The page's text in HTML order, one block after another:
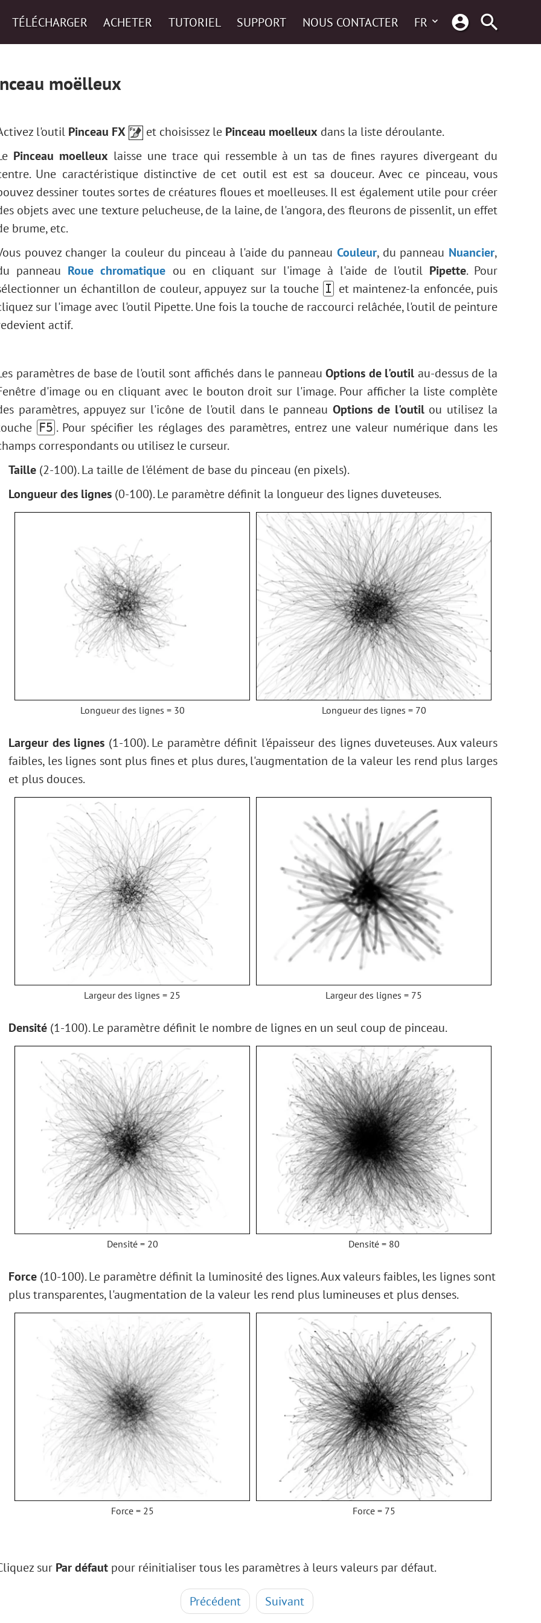
TÉLÉCHARGER ACHETER TUTORIEL SUPPORT NOUS CONTACTER FR
moëlleux
l'outil Pinceau FX et choisissez le Pinceau moelleux dans la liste déroulante.
Pinceau moelleux laisse une trace qui ressemble à un tas de fines rayures divergeant du
Une caractéristique distinctive de cet outil est est sa douceur. Avec ce pinceau, vous
dessiner toutes sortes de créatures floues et moelleuses. Il est également utile pour créer
objets avec une texture pelucheuse, de la laine, de l'angora, des fleurons de pissenlit, un effet
brume, etc.
pouvez changer la couleur du pinceau à l'aide du panneauCouleur, du panneau Nuancier,
panneau Roue chromatique ou en cliquant sur l'image à l'aide de l'outil Pipette. Pour
un échantillon de couleur, appuyez sur la touche I et maintenez-la enfoncée, puis
sur l'image avec l'outil Pipette. Une fois la touche de raccourci relâchée, l'outil de peinture
actif.
paramètres de base de l'outil sont affichés dans le panneauOptions de l'outil au-dessus de la
d'image ou en cliquant avec le bouton droit sur l'image. Pour afficher la liste complète
paramètres, appuyez sur l'icône de l'outil dans le panneau Options de l'outilou utilisez la
F5 . Pour spécifier les réglages des paramètres, entrez une valeur numérique dans les
correspondants ou utilisez le curseur.
Taille (2-100). La taille de l'élément de base du pinceau (en pixels).
Longueur des lignes (0-100). Le paramètre définit la longueur des lignes duveteuses.
Longueur des lignes = 30 Longueur des lignes = 70
Largeur des lignes (1-100). Le paramètre définit l'épaisseur des lignes duveteuses. Aux valeurs
faibles, les lignes sont plus fines et plus dures, l'augmentation de la valeur les rend plus larges
et plus douces.
Largeur des lignes = 25 Largeur des lignes = 75
Densité (1-100). Le paramètre définit le nombre de lignes en un seul coup de pinceau.
Densité = 20 Densité = 80
Force (10-100). Le paramètre définit la luminosité des lignes. Aux valeurs faibles, les lignes sont
plus transparentes, l'augmentation de la valeur les rend plus lumineuses et plus denses.
Force = 25 Force = 75
sur Par défaut pour réinitialiser tous les paramètres à leurs valeurs par défaut.
Précédent Suivant